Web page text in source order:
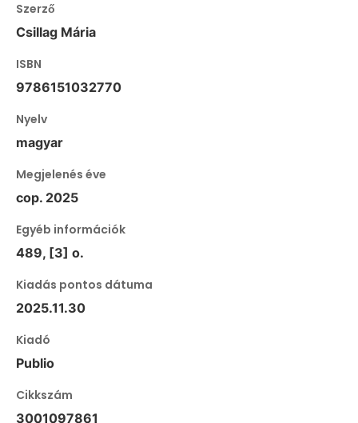
Szerző
Csillag Mária
ISBN
9786151032770
Nyelv
magyar
Megjelenés éve
cop. 2025
Egyéb információk
489, [3] o.
Kiadás pontos dátuma
2025.11.30
Kiadó
Publio
Cikkszám
3001097861